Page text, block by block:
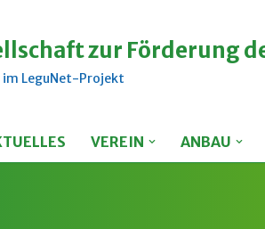
zur Förderung
im LeguNet-Projekt
VEREIN ANBAU